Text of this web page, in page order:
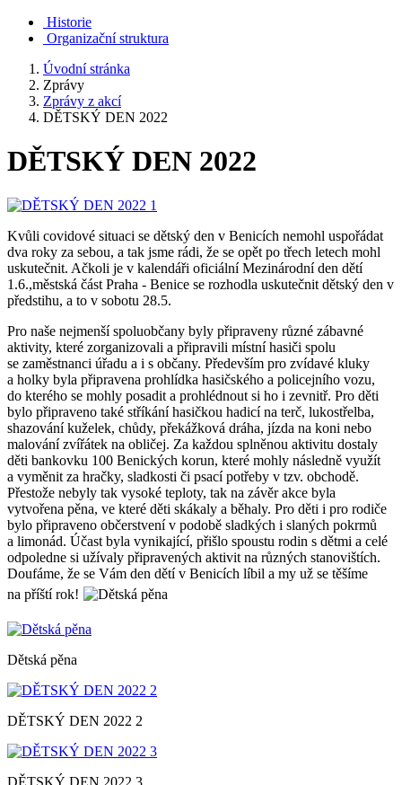
Historie
Organizační struktura
Úvodní stránka
Zprávy
Zprávy z akcí
DĚTSKÝ DEN 2022
DĚTSKÝ DEN 2022
Kvůli covidové situaci se dětský den v Benicích nemohl uspořádat
dva roky za sebou, a tak jsme rádi, že se opět po třech letech mohl
uskutečnit. Ačkoli je v kalendáři oficiální Mezinárodní den dětí
1.6.,městská část Praha - Benice se rozhodla uskutečnit dětský den v
předstihu, a to v sobotu 28.5.
Pro naše nejmenší spoluobčany byly připraveny různé zábavné
aktivity, které zorganizovali a připravili místní hasiči spolu
se zaměstnanci úřadu a i s občany. Především pro zvídavé kluky
a holky byla připravena prohlídka hasičského a policejního vozu,
do kterého se mohly posadit a prohlédnout si ho i zevnitř. Pro děti
bylo připraveno také stříkání hasičkou hadicí na terč, lukostřelba,
shazování kuželek, chůdy, překážková dráha, jízda na koni nebo
malování zvířátek na obličej. Za každou splněnou aktivitu dostaly
děti bankovku 100 Benických korun, které mohly následně využít
a vyměnit za hračky, sladkosti či psací potřeby v tzv. obchodě.
Přestože nebyly tak vysoké teploty, tak na závěr akce byla
vytvořena pěna, ve které děti skákaly a běhaly. Pro děti i pro rodiče
bylo připraveno občerstvení v podobě sladkých i slaných pokrmů
a limonád. Účast byla vynikající, přišlo spoustu rodin s dětmi a celé
odpoledne si užívaly připravených aktivit na různých stanovištích.
Doufáme, že se Vám den dětí v Benicích líbil a my už se těšíme
na příští rok!
Dětská pěna
DĚTSKÝ DEN 2022 2
DĚTSKÝ DEN 2022 3